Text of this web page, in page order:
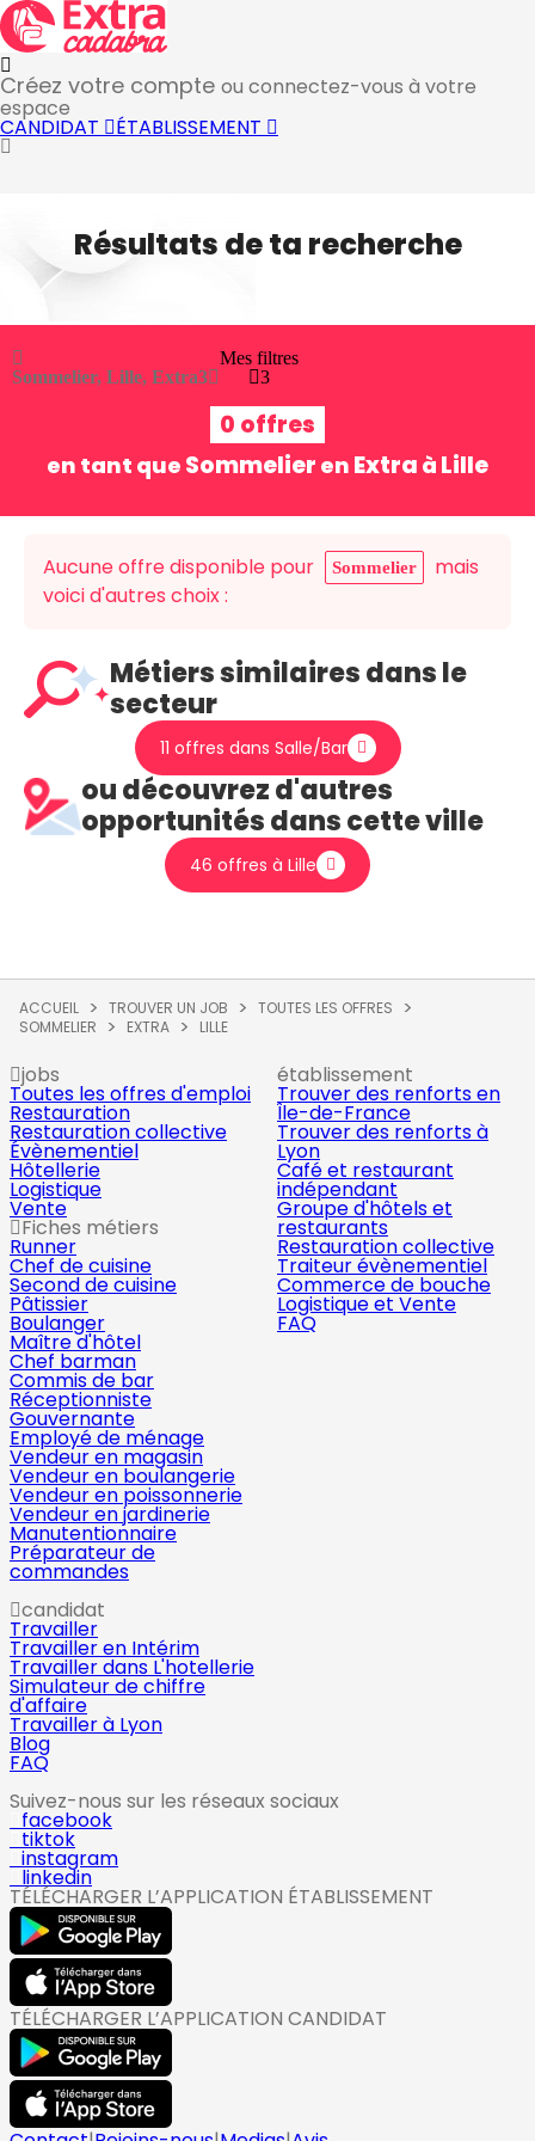
Créez votre compte ou connectez-vous à votre
espace
CANDIDAT ÉTABLISSEMENT
Résultats de ta recherche
Sommelier, Lille, Extra3
Mes filtres
3
0 offres
en tant que Sommelier en Extra à Lille
Aucune offre disponible pour Sommelier
mais
voici d'autres choix :
Métiers similaires dans le
secteur
11 offres dans Salle/Bar
ou découvrez d'autres
opportunités dans cette ville
46 offres à Lille
ACCUEIL TROUVER UN JOB
TOUTES LES OFFRES
SOMMELIER
EXTRA LILLE
jobs
Toutes les offres d'emploi
Restauration
Restauration collective
Évènementiel
Hôtellerie
Logistique
Vente
Fiches métiers
Runner
Chef de cuisine
Second de cuisine
Pâtissier
Boulanger
Maître d'hôtel
Chef barman
Commis de bar
Réceptionniste
Gouvernante
Employé de ménage
Vendeur en magasin
Vendeur en boulangerie
Vendeur en poissonnerie
Vendeur en jardinerie
Manutentionnaire
Préparateur de
commandes
établissement
Trouver des renforts en
Île-de-France
Trouver des renforts à
Lyon
Café et restaurant
indépendant
Groupe d'hôtels et
restaurants
Restauration collective
Traiteur évènementiel
Commerce de bouche
Logistique et Vente
FAQ
candidat
Travailler
Travailler en Intérim
Travailler dans L'hotellerie
Simulateur de chiffre
d'affaire
Travailler à Lyon
Blog
FAQ
Suivez-nous sur les réseaux sociaux
facebook
tiktok
instagram
linkedin
TÉLÉCHARGER L’APPLICATION ÉTABLISSEMENT
TÉLÉCHARGER L’APPLICATION CANDIDAT